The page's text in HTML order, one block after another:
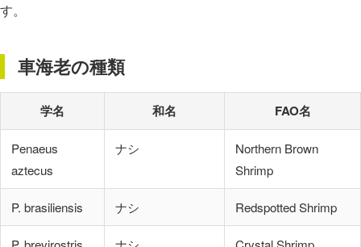
す。
車海老の種類
学名 和名 FAO名
Penaeus
aztecus
ナシ
Northern Brown
Shrimp
P. brasiliensis ナシ Redspotted Shrimp